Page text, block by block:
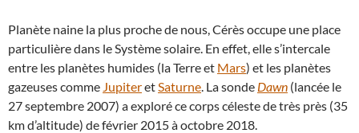
Planète naine la plus proche de nous, Cérès occupe une place
particulière dans le Système solaire. En effet, elle s’intercale
entre les planètes humides (la Terre et Mars) et les planètes
gazeuses comme Jupiteret Saturne . La sonde Dawn (lancée le
27 septembre 2007) a exploré ce corps céleste de très près (35
km d’altitude) de février 2015 à octobre 2018.